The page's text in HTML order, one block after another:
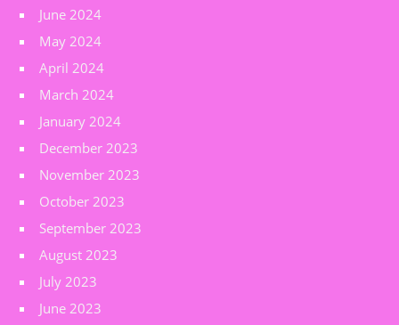
June 2024
May 2024
April 2024
March 2024
January 2024
December 2023
November 2023
October 2023
September 2023
August 2023
July 2023
June 2023